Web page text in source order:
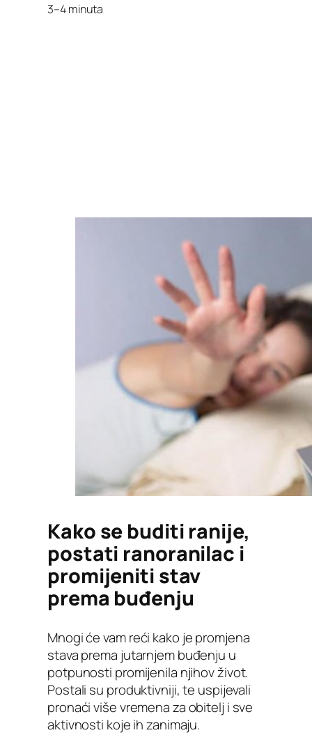
3–4 minuta
Kako se buditi ranije,
postati ranoranilac i
promijeniti stav
prema buđenju
Mnogi će vam reći kako je promjena
stava prema jutarnjem buđenju u
potpunosti promijenila njihov život.
Postali su produktivniji, te uspijevali
pronaći više vremena za obitelj i sve
aktivnosti koje ih zanimaju.